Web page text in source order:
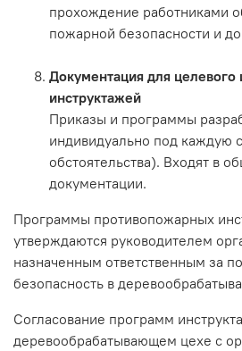
прохождение работниками
пожарной безопасности и
Документация для целевого
инструктажей
Приказы и программы
индивидуально под каждую
обстоятельства). Входят в
документации.
Программы противопожарных
утверждаются руководителем
назначенным ответственным за
безопасность в
Согласование программ
деревообрабатывающем цехе с